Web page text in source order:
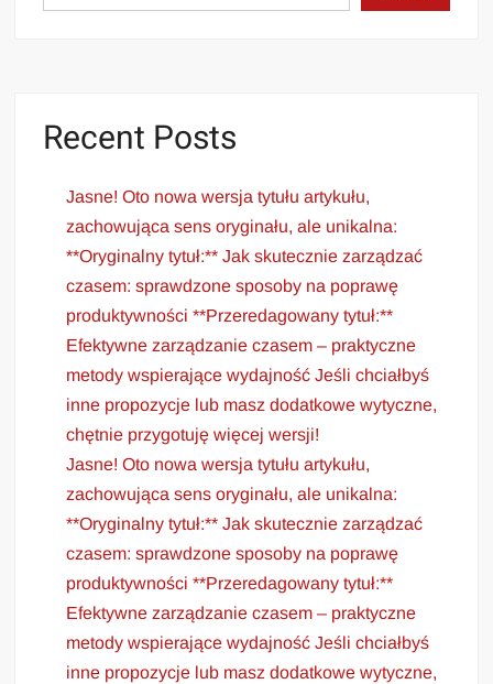
Recent Posts
Jasne! Oto nowa wersja tytułu artykułu,
zachowująca sens oryginału, ale unikalna:
**Oryginalny tytuł:** Jak skutecznie zarządzać
czasem: sprawdzone sposoby na poprawę
produktywności **Przeredagowany tytuł:**
Efektywne zarządzanie czasem – praktyczne
metody wspierające wydajność Jeśli chciałbyś
inne propozycje lub masz dodatkowe wytyczne,
chętnie przygotuję więcej wersji!
Jasne! Oto nowa wersja tytułu artykułu,
zachowująca sens oryginału, ale unikalna:
**Oryginalny tytuł:** Jak skutecznie zarządzać
czasem: sprawdzone sposoby na poprawę
produktywności **Przeredagowany tytuł:**
Efektywne zarządzanie czasem – praktyczne
metody wspierające wydajność Jeśli chciałbyś
inne propozycje lub masz dodatkowe wytyczne,